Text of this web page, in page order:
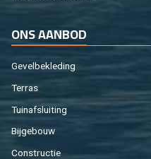
ONS AAN­BOD
Ge­vel­be­kle­ding
Ter­ras
Tuin­af­slui­ting
Bij­ge­bouw
Con­struc­tie